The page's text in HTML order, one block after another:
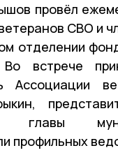
провёл
СВО и
отделении
Во встрече
Ассоциации
главы
профильных